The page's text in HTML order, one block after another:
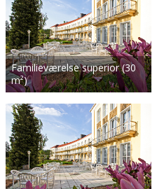
Familieværelse superior (30
m²)